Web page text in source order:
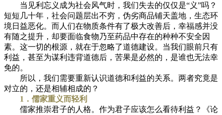
当见利忘义成为社会风气时，我们失去的仅仅是“义”吗？
短短几十年，社会问题层出不穷，伪劣商品铺天盖地，生态环
境日益恶化。而人们在物质条件有了极大改善后，幸福感并没
有随之提升，却要面临食物乃至药品中存在的种种不安全因
素。这一切的根源，就在于忽略了道德建设。当我们眼前只有
利益，甚至为谋利违背道德后，苦果是必然的，是谁也无法幸
免的。
所以，我们需要重新认识道德和利益的关系。两者究竟是
对立的，还是相辅相成的？
1．儒家重义而轻利
儒家推崇君子的人格。作为君子应该怎么看待利益？《论